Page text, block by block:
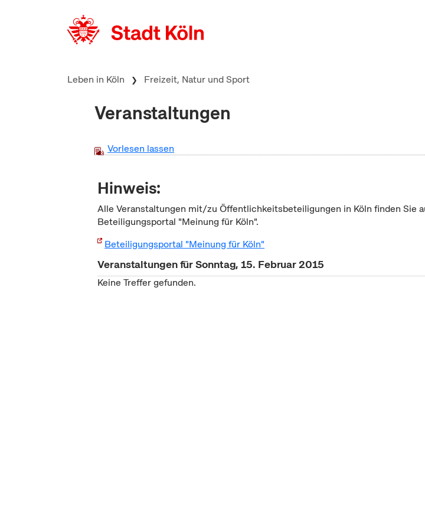
Leben in Köln Freizeit, Natur und Sport
Veranstaltungen
Vorlesen lassen
Hinweis:
Alle Veranstaltungen mit/zu Öffentlichkeitsbeteiligungen in Köln finden Sie
Beteiligungsportal "Meinung für Köln".
Beteiligungsportal "Meinung für Köln"
Veranstaltungen für Sonntag, 15. Februar 2015
Keine Treffer gefunden.